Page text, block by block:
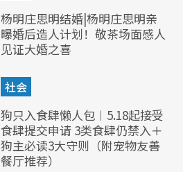
杨明庄思明结婚|杨明庄思明亲
曝婚后造人计划！敬茶场面感人
见证大婚之喜
社会
狗只入食肆懒人包︱5.18起接受
食肆提交申请 3类食肆仍禁入＋
狗主必读3大守则（附宠物友善
餐厅推荐）